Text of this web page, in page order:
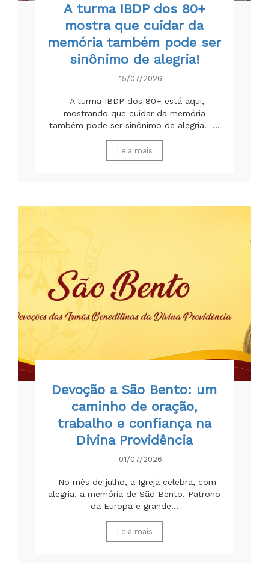
A turma IBDP dos 80+
mostra que cuidar da
memória também pode ser
sinônimo de alegria!
15/07/2026
A turma IBDP dos 80+ está aqui,
mostrando que cuidar da memória
também pode ser sinônimo de alegria. ...
Leia mais
Devoção a São Bento: um
caminho de oração,
trabalho e confiança na
Divina Providência
01/07/2026
No mês de julho, a Igreja celebra, com
alegria, a memória de São Bento, Patrono
da Europa e grande...
Leia mais